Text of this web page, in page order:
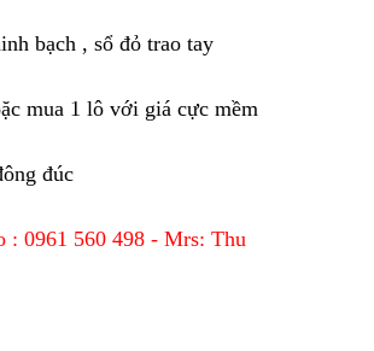
bạch , sổ đỏ trao tay
mua 1 lô với giá cực mềm
đúc
: 0961 560 498 - Mrs: Thu